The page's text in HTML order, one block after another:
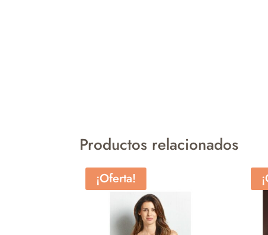
Productos relacionados
¡Oferta!